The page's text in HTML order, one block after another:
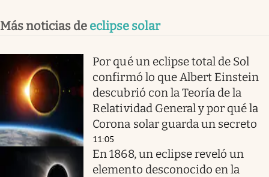
Más noticias de eclipse solar
Por qué un eclipse total de Sol
confirmó lo que Albert Einstein
descubrió con la Teoría de la
Relatividad General y por qué la
Corona solar guarda un secreto
11:05
En 1868, un eclipse reveló un
elemento desconocido en la